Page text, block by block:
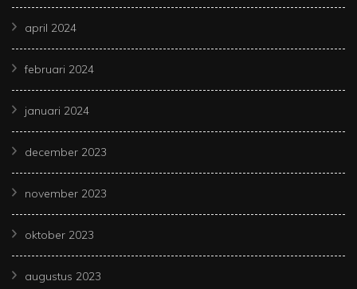
april 2024
februari 2024
januari 2024
december 2023
november 2023
oktober 2023
augustus 2023